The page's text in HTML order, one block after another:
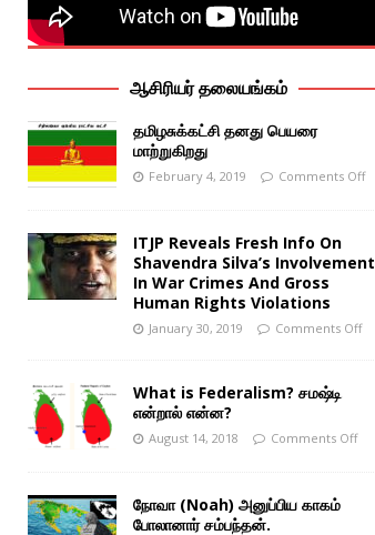
ஆசிரியர் தலையங்கம்
தமிழசுக்கட்சி தனது பெயரை
மாற்றுகிறது
February 4, 2019 Comments Off
ITJP Reveals Fresh Info On
Shavendra Silva’s Involvement
In War Crimes And Gross
Human Rights Violations
January 30, 2019 Comments Off
What is Federalism? சமஷ்டி
என்றால் என்ன?
August 14, 2018 Comments Off
நோவா (Noah) அனுப்பிய காகம்
போலானார் சம்பந்தன்.